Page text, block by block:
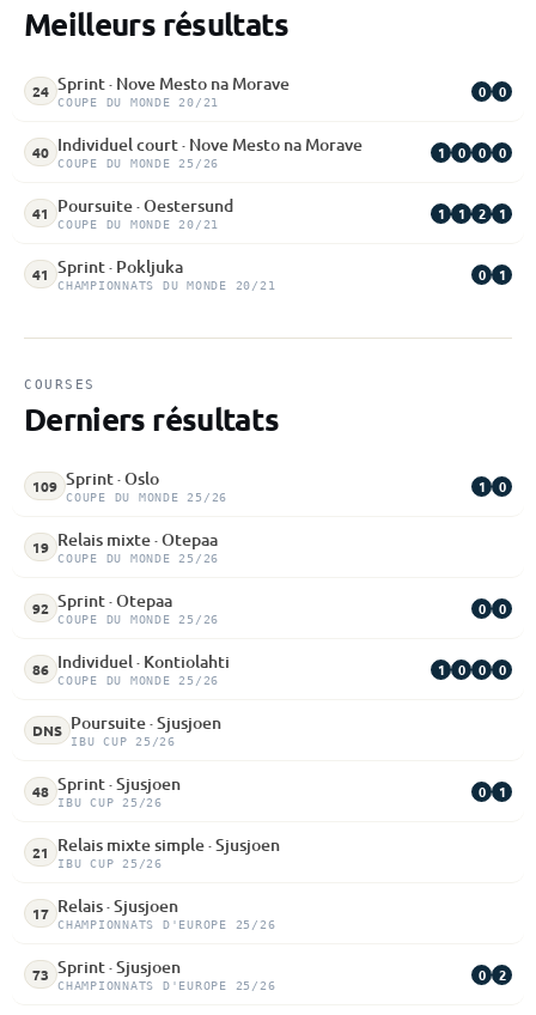
Meilleurs résultats
24 Sprint · Nove Mesto na Morave
COUPE DU MONDE 20/21
0 0
40 Individuel court · Nove Mesto na Morave
COUPE DU MONDE 25/26
1 0 0 0
41 Poursuite · Oestersund
COUPE DU MONDE 20/21
1 1 2 1
41 Sprint · Pokljuka
CHAMPIONNATS DU MONDE 20/21
0 1
COURSES
Derniers résultats
109 Sprint · Oslo
COUPE DU MONDE 25/26
1 0
19 Relais mixte · Otepaa
COUPE DU MONDE 25/26
92 Sprint · Otepaa
COUPE DU MONDE 25/26
0 0
86 Individuel · Kontiolahti
COUPE DU MONDE 25/26
1 0 0 0
DNS Poursuite · Sjusjoen
IBU CUP 25/26
48 Sprint · Sjusjoen
IBU CUP 25/26
0 1
21 Relais mixte simple · Sjusjoen
IBU CUP 25/26
17 Relais · Sjusjoen
CHAMPIONNATS D'EUROPE 25/26
73 Sprint · Sjusjoen
CHAMPIONNATS D'EUROPE 25/26
0 2